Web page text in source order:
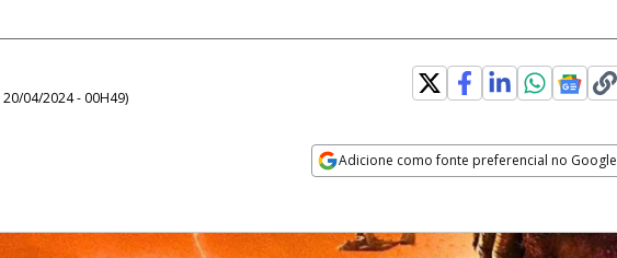
20/04/2024 - 00H49)
Adicione como fonte preferencial no Google